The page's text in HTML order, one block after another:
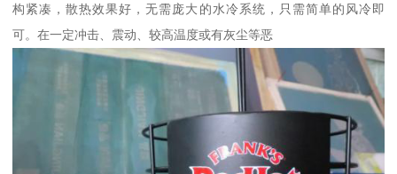
构紧凑，散热效果好，无需庞大的水冷系统，只需简单的风冷即
可。在一定冲击、震动、较高温度或有灰尘等恶